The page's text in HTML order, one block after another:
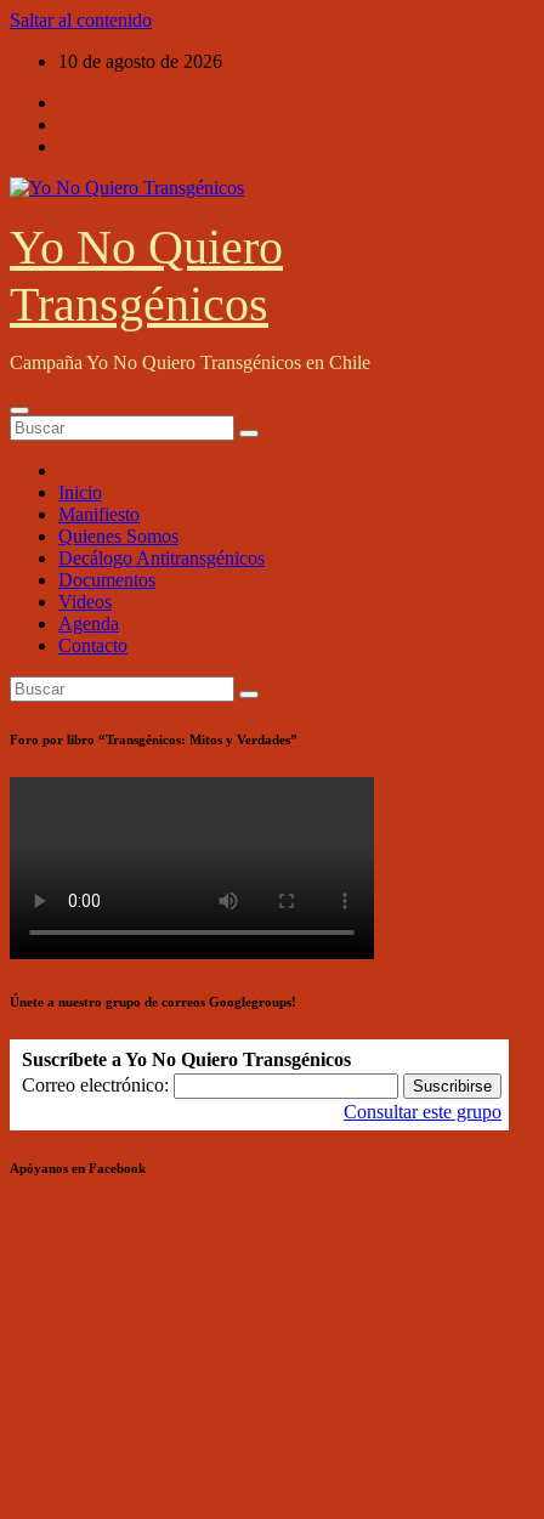
Saltar al contenido
10 de agosto de 2026
Yo No Quiero
Transgénicos
Campaña Yo No Quiero Transgénicos en Chile
Inicio
Manifiesto
Quienes Somos
Decálogo Antitransgénicos
Documentos
Videos
Agenda
Contacto
Foro por libro “Transgénicos: Mitos y Verdades”
Únete a nuestro grupo de correos Googlegroups!
Suscríbete a Yo No Quiero Transgénicos
Correo electrónico:
Consultar este grupo
Apóyanos en Facebook